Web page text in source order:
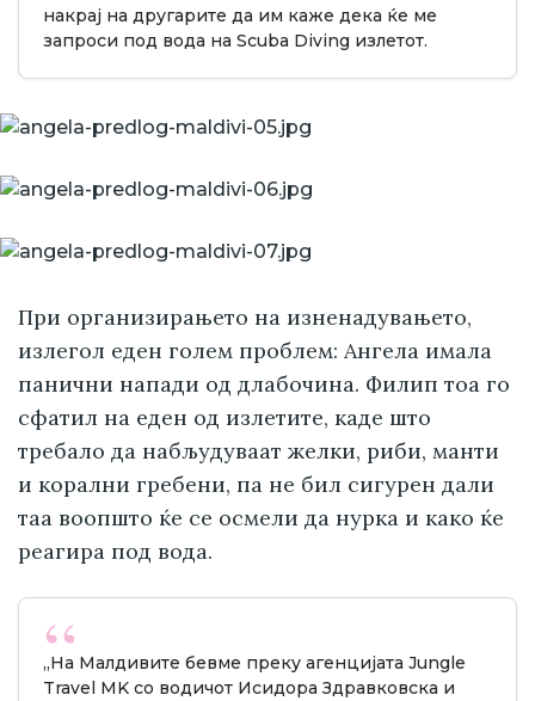
накрај на другарите да им каже дека ќе ме
запроси под вода на Scuba Diving излетот.
При организирањето на изненадувањето,
излегол еден голем проблем: Ангела имала
панични напади од длабочина. Филип тоа го
сфатил на еден од излетите, каде што
требало да набљудуваат желки, риби, манти
и корални гребени, па не бил сигурен дали
таа воопшто ќе се осмели да нурка и како ќе
реагира под вода.
„На Малдивите бевме преку агенцијата Jungle
Travel MK со водичот Исидора Здравковска и